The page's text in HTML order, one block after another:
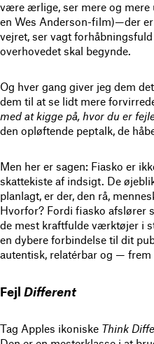
være ærlige, ser mere og mere
en Wes Anderson-film)—der
vejret, ser vagt
overhovedet skal begynde.
Og hver gang giver jeg dem
dem til at se lidt mere
med at kigge på, hvor du er
den opløftende peptalk, de
Men her er sagen: Fiasko er
skattekiste af indsigt. De
planlagt, er der, den rå,
Hvorfor? Fordi fiasko afslører
de mest kraftfulde værktøjer i
en dybere forbindelse til dit
autentisk, relatérbar og —
Fejl Different
Tag Apples ikoniske Think